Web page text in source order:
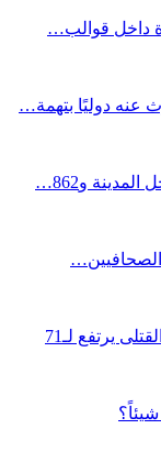
عنه دوليًا بتهمة…
الصحافيين…